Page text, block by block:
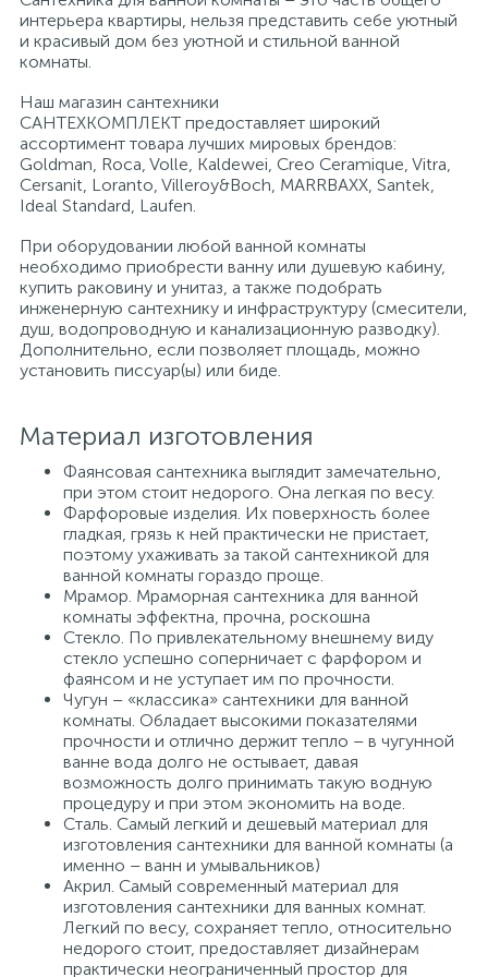
интерьера квартиры, нельзя представить себе уютный
и красивый дом без уютной и стильной ванной
комнаты.
Наш магазин сантехники
САНТЕХКОМПЛЕКТ предоставляет широкий
ассортимент товара лучших мировых брендов:
Goldman, Roca, Volle, Kaldewei, Creo Ceramique, Vitra,
Cersanit, Loranto, Villeroy&Boch, MARRBAXX, Santek,
Ideal Standard, Laufen.
При оборудовании любой ванной комнаты
необходимо приобрести ванну или душевую кабину,
купить раковину и унитаз, а также подобрать
инженерную сантехнику и инфраструктуру (смесители,
душ, водопроводную и канализационную разводку).
Дополнительно, если позволяет площадь, можно
установить писсуар(ы) или биде.
Материал изготовления
Фаянсовая сантехника выглядит замечательно,
при этом стоит недорого. Она легкая по весу.
Фарфоровые изделия. Их поверхность более
гладкая, грязь к ней практически не пристает,
поэтому ухаживать за такой сантехникой для
ванной комнаты гораздо проще.
Мрамор. Мраморная сантехника для ванной
комнаты эффектна, прочна, роскошна
Стекло. По привлекательному внешнему виду
стекло успешно соперничает с фарфором и
фаянсом и не уступает им по прочности.
Чугун – «классика» сантехники для ванной
комнаты. Обладает высокими показателями
прочности и отлично держит тепло – в чугунной
ванне вода долго не остывает, давая
возможность долго принимать такую водную
процедуру и при этом экономить на воде.
Сталь. Самый легкий и дешевый материал для
изготовления сантехники для ванной комнаты (а
именно – ванн и умывальников)
Акрил. Самый современный материал для
изготовления сантехники для ванных комнат.
Легкий по весу, сохраняет тепло, относительно
недорого стоит, предоставляет дизайнерам
практически неограниченный простор для
Полотенцесушители
Душевые трапы
Сифоны и выпуски
Аксессуары для ванной
Системы контроля протечки воды